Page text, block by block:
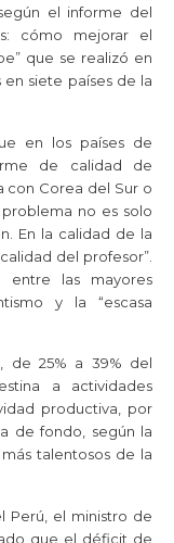
el informe del
cómo mejorar el
que se realizó en
en siete países de la
en los países de
de calidad de
con Corea del Sur o
no es solo
En la calidad de la
del profesor”.
entre las mayores
y la “escasa
de 25% a 39% del
a actividades
productiva, por
de fondo, según la
talentosos de la
Perú, el ministro de
que el déficit de